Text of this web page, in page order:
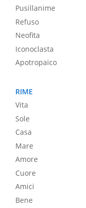
Pusillanime
Refuso
Neofita
Iconoclasta
Apotropaico
RIME
Vita
Sole
Casa
Mare
Amore
Cuore
Amici
Bene